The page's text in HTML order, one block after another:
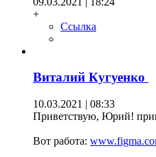
+
Ссылка
Виталий Кугуенко
10.03.2021 | 08:33
Приветствую, Юрий!
Вот работа: